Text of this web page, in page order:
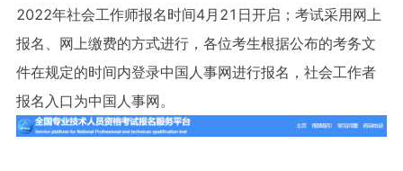
2022年社会工作师报名时间4月21日开启；考试采用网上
报名、网上缴费的方式进行，各位考生根据公布的考务文
件在规定的时间内登录中国人事网进行报名，社会工作者
报名入口为中国人事网。